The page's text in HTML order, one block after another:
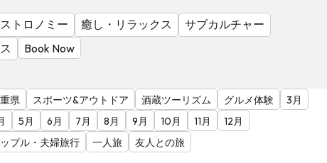
トロノミー 癒し・リラックス
サブカルチャー
Book Now
県 スポーツ&アウトドア 酒蔵ツーリズム グルメ体験
3月
5月 6月 7月 8月 9月 10月 11月
12月
プル・夫婦旅行
一人旅 友人との旅